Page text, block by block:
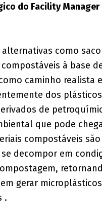
do Facility Manager
alternativas como
à base
caminho realista e
dos plásticos
de
que pode
compostáveis são
decompor em
gerar
.